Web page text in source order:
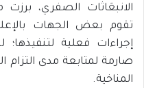
الانبعَاثات الصفري، برزت
تقوم بعض الجهات
إجراءات فعلية
صارمة لمتابعة مدى التزام
المناخية.